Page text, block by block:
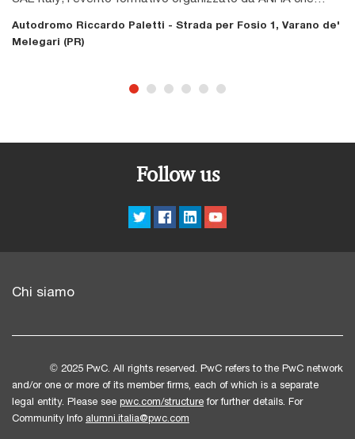
in una competizione tecnico-sportiva.L'iniziativa nasce con
proprio percorso accademico, attraverso una competizione
suddivise in due macro-categorie:Le prove statiche:Design
vettura;Business Event: simulazione della presentazione del
progetto di fronte a potenziali investitori;Cost Event: analisi
Baronchelli, Director PwC Strategy& Italia.Per consultare
Autodromo Riccardo Paletti - Strada per Fosio 1, Varano de'
Melegari (PR)
Follow us
Chi siamo
© 2025 PwC. All rights reserved. PwC refers to the PwC network
and/or one or more of its member firms, each of which is a separate
legal entity. Please see pwc.com/structurefor further details. For
Community Info alumni.italia@pwc.com